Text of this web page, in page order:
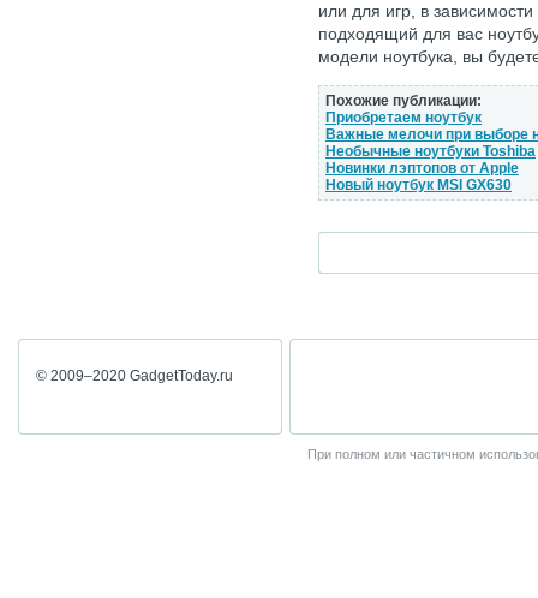
или для игр, в
подходящий для вас
модели ноутбука, вы
Похожие публикации:
Приобретаем ноутбук
Важные мелочи при выборе
Необычные ноутбуки Toshiba
Новинки лэптопов от Apple
Новый ноутбук MSI GX630
© 2009–2020 GadgetToday.ru
При полном или частичном